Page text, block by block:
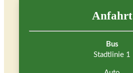
Anfahrt
Bus
Stadtlinie 1